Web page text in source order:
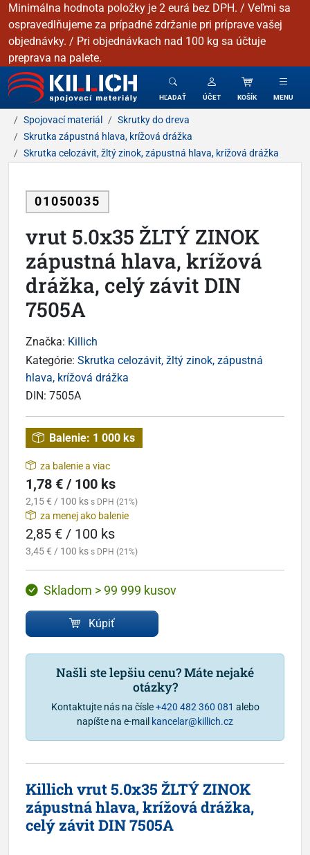
Minimálna hodnota položky je 2 eurá bez DPH. / Veľmi sa
ospravedlňujeme za prípadné zdržanie pri príprave vašej
objednávky. / Pri objednávkach nad 100 kg sa účtuje
preprava na palete.
KILLICH - Spojovacie materiály
HĽADAŤ ÚČET KOŠÍK MENU
Spojovací materiál
Skrutky do dreva
Skrutka zápustná hlava, krížová drážka
Skrutka celozávit, žltý zinok, zápustná hlava, krížová drážka
01050035
vrut 5.0x35 ŽLTÝ ZINOK
zápustná hlava, krížová
drážka, celý závit DIN
7505A
Značka: Killich
Kategórie: Skrutka celozávit, žltý zinok, zápustná
hlava, krížová drážka
DIN: 7505A
Balenie: 1 000 ks
za balenie a viac
1,78 € / 100 ks
2,15 € / 100 ks s DPH (21%)
za menej ako balenie
2,85 € / 100 ks
3,45 € / 100 ks s DPH (21%)
Skladom > 99 999 kusov
Kúpiť
Našli ste lepšiu cenu? Máte nejaké
otázky?
Kontaktujte nás na čísle+420 482 360 081 alebo
napíšte na e-mail kancelar@killich.cz
Killich vrut 5.0x35 ŽLTÝ ZINOK
zápustná hlava, krížová drážka,
celý závit DIN 7505A